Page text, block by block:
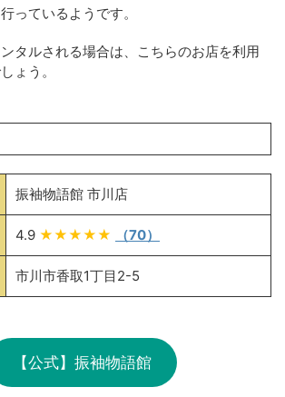
っているようです。
タルされる場合は、こちらのお店を利用
ょう。
振袖物語館 市川店
4.9 ★★★★★ （70）
市川市香取1丁目2-5
【公式】振袖物語館